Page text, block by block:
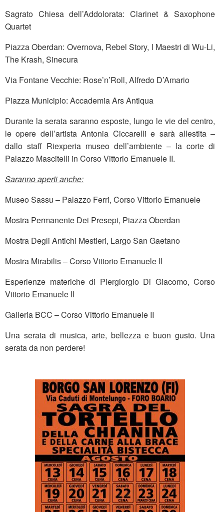
Sagrato Chiesa dell’Addolorata: Clarinet & Saxophone
Quartet
Piazza Oberdan: Overnova, Rebel Story, I Maestri di Wu-Li,
The Krash, Sinecura
Via Fontane Vecchie: Rose’n’Roll, Alfredo D’Amario
Piazza Municipio: Accademia Ars Antiqua
Durante la serata saranno esposte, lungo le vie del centro,
le opere dell’artista Antonia Ciccarelli e sarà allestita –
dallo staff Riexperia museo dell’ambiente – la corte di
Palazzo Mascitelli in Corso Vittorio Emanuele II.
Saranno aperti anche:
Museo Sassu – Palazzo Ferri, Corso Vittorio Emanuele
Mostra Permanente Dei Presepi, Piazza Oberdan
Mostra Degli Antichi Mestieri, Largo San Gaetano
Mostra Mirabilis – Corso Vittorio Emanuele II
Esperienze materiche di Piergiorgio Di Giacomo, Corso
Vittorio Emanuele II
Galleria BCC – Corso Vittorio Emanuele II
Una serata di musica, arte, bellezza e buon gusto. Una
serata da non perdere!